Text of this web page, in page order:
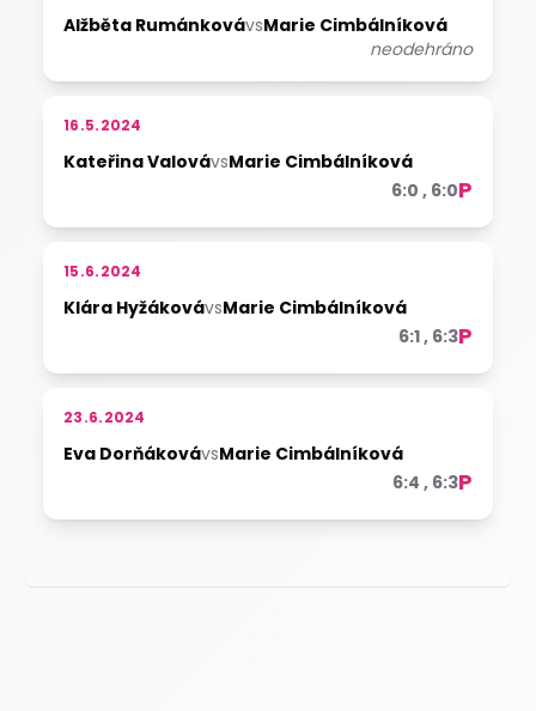
Alžběta RumánkovávsMarie Cimbálníková
neodehráno
16.5.2024
Kateřina ValovávsMarie Cimbálníková
6:0 , 6:0P
15.6.2024
Klára HyžákovávsMarie Cimbálníková
6:1 , 6:3P
23.6.2024
Eva DorňákovávsMarie Cimbálníková
6:4 , 6:3P